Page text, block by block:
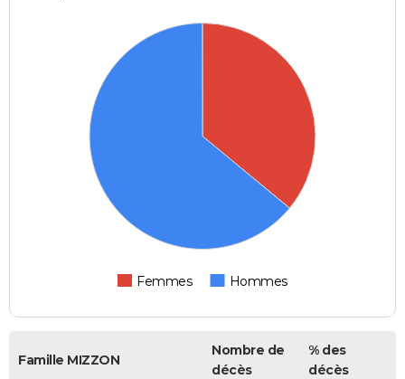
Femmes Hommes
Famille MIZZON
Nombre de
décès
% des
décès